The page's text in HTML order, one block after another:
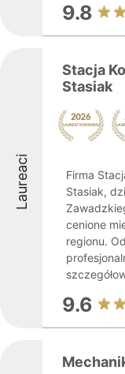
9.8
Laureaci
Stacja
Stasiak
Firma
Stasiak,
cenione
regionu.
9.6